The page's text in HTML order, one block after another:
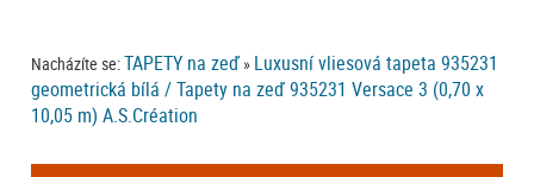
Nacházíte se:TAPETY na zeď » Luxusní vliesová tapeta 935231
geometrická bílá / Tapety na zeď 935231 Versace 3 (0,70 x
10,05 m) A.S.Création